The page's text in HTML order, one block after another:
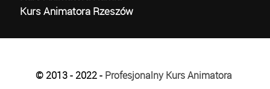
Kurs Animatora Rzeszów
© 2013 - 2022 - Profesjonalny Kurs Animatora